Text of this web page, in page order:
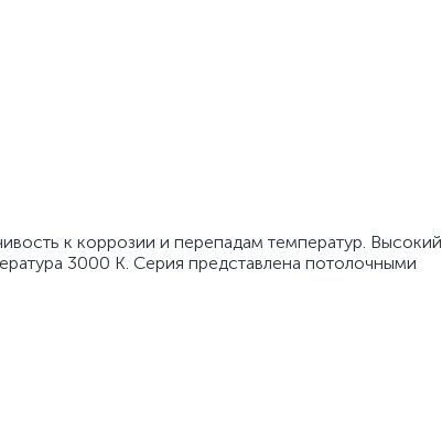
к коррозии и перепадам температур. Высокий
3000 К. Серия представлена потолочными